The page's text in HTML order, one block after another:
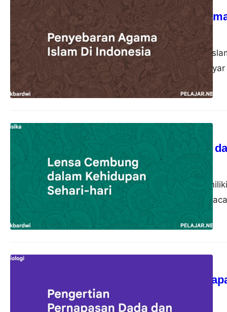
Penyebaran
akbardwi22 Oktober 2023
Penyebaran Agama
sebagai pelayar-
Lensa Cembung
akbardwi
Lensa cembung
pemanfaatannya di
Pengertian